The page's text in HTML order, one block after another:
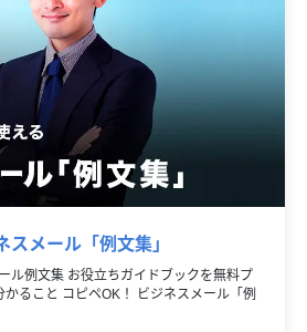
スメール「例文集」
ル例文集 お役立ちガイドブックを無料プ
ること コピペOK！ ビジネスメール「例